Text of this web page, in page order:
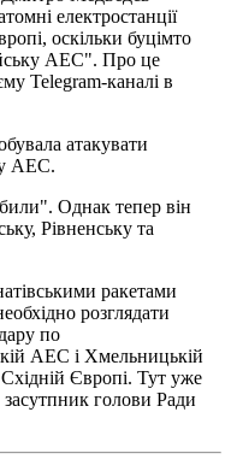
електростанції
оскільки буцімто
АЕС". Про це
Telegram-каналі в
атакувати
АЕС.
Однак тепер він
Рівненську та
ракетами
розглядати
по
АЕС і Хмельницькій
Європі. Тут уже
голови Ради